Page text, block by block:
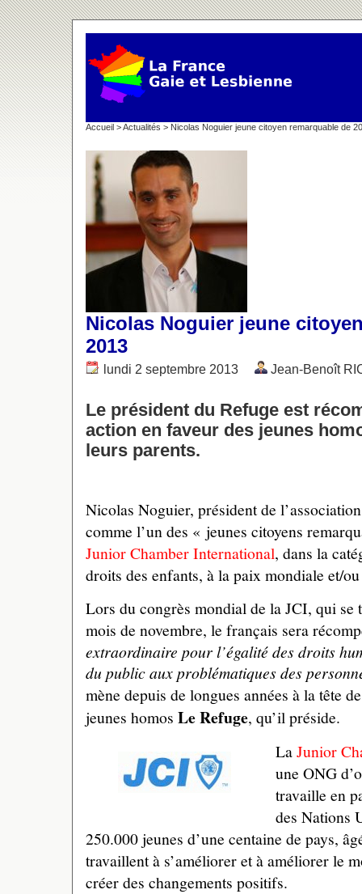
Accueil >Actualités > Nicolas Noguier jeune citoyen remarquable de
Nicolas Noguier jeune
2013
lundi 2 septembre 2013 Jean-Benoît
Le président du Refuge est
action en faveur des jeunes
leurs parents.
Nicolas Noguier, président de
comme l’un des « jeunes citoyens
Junior Chamber International, dans la
droits des enfants, à la paix mondiale et/
Lors du congrès mondial de la JCI, qui se
mois de novembre, le français sera
extraordinaire pour l’égalité des droits
du public aux problématiques des
mène depuis de longues années à la tête
jeunes homos Le Refuge, qu’il préside.
LaJunior
une ONG
travaille en
des Nations
250.000 jeunes d’une centaine de pays,
travaillent à s’améliorer et à améliorer le
créer des changements positifs.